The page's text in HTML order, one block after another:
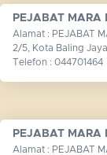
PEJABAT MARA
Alamat : PEJABAT
2/5, Kota Baling
Telefon : 044701464
PEJABAT MARA
Alamat : PEJABAT